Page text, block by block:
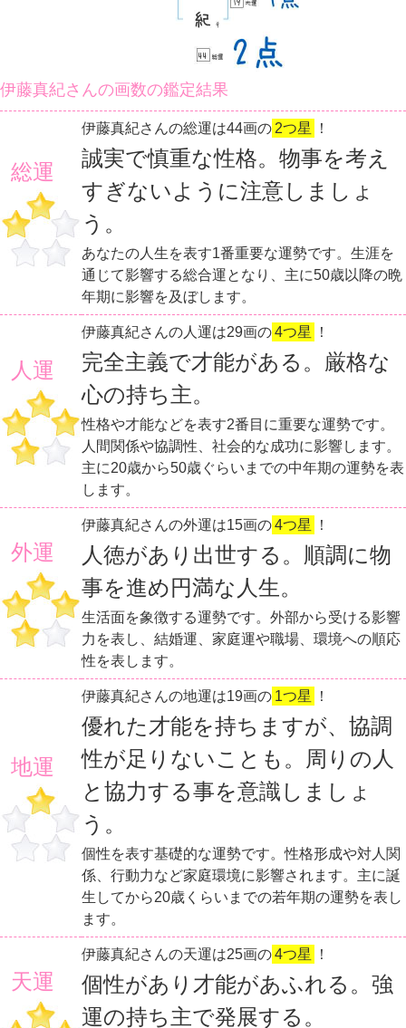
伊藤真紀さんの画数の鑑定結果
総運
伊藤真紀さんの総運は44画の 2つ星 ！
誠実で慎重な性格。物事を考え
すぎないように注意しましょ
う。
あなたの人生を表す1番重要な運勢です。生涯を
通じて影響する総合運となり、主に50歳以降の晩
年期に影響を及ぼします。
人運
伊藤真紀さんの人運は29画の4つ星 ！
完全主義で才能がある。厳格な
心の持ち主。
性格や才能などを表す2番目に重要な運勢です。
人間関係や協調性、社会的な成功に影響します。
主に20歳から50歳ぐらいまでの中年期の運勢を表
します。
外運
伊藤真紀さんの外運は15画の4つ星 ！
人徳があり出世する。順調に物
事を進め円満な人生。
生活面を象徴する運勢です。外部から受ける影響
力を表し、結婚運、家庭運や職場、環境への順応
性を表します。
地運
伊藤真紀さんの地運は19画の 1つ星 ！
優れた才能を持ちますが、協調
性が足りないことも。周りの人
と協力する事を意識しましょ
う。
個性を表す基礎的な運勢です。性格形成や対人関
係、行動力など家庭環境に影響されます。主に誕
生してから20歳くらいまでの若年期の運勢を表し
ます。
天運
伊藤真紀さんの天運は25画の4つ星 ！
個性があり才能があふれる。強
運の持ち主で発展する。